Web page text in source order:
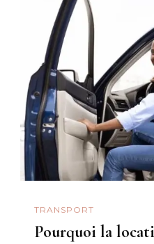
TRANSPORT
Pourquoi la